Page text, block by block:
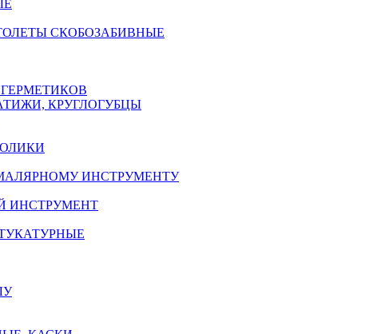
СКОБОЗАБИВНЫЕ
КРУГЛОГУБЦЫ
ИНСТРУМЕНТУ
ИНСТРУМЕНТ